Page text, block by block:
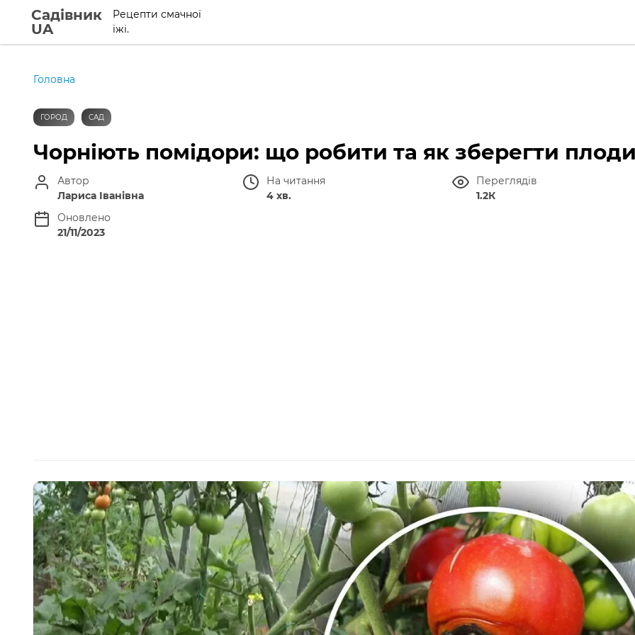
Садівник
UA
Рецепти смачної
їжі.
Головна
ГОРОД САД
Чорніють помідори: що робити та як зберегти
Автор
Лариса Іванівна
На читання
4 хв.
Переглядів
1.2К
Оновлено
21/11/2023